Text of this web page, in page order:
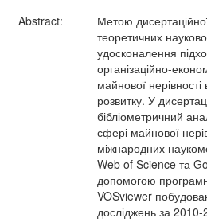
Abstract:
Метою
теоретичних
удосконалення
організаційно-
майнової
розвитку. У
бібліометричний
сфері майнової
міжнародних
Web of Science та
допомогою
VOSviewer
досліджень за